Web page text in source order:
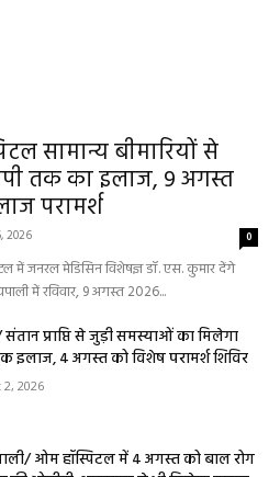
सामान्य बीमारियों से
तक का इलाज, 9 अगस्त
परामर्श
2026 0
में जनरल मेडिसिन विशेषज्ञ डॉ. एस. कुमार देंगे
में रविवार, 9 अगस्त 2026...
प्राप्ति से जुड़ी समस्याओं का मिलेगा
इलाज, 4 अगस्त को विशेष परामर्श शिविर
2, 2026
ओम हॉस्पिटल में 4 अगस्त को बाल रोग